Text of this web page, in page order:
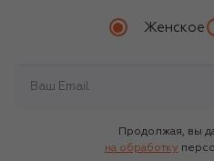
Женское
Продолжая, вы
на обработку